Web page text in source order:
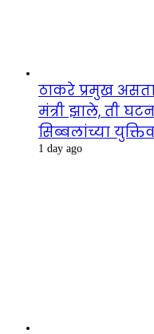
ठाकरे प्रमुख
मंत्री झाले, ती
सिब्बलांच्या
1 day ago